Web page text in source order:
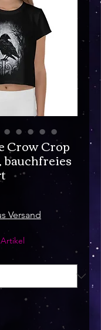
Crow Crop
Versand